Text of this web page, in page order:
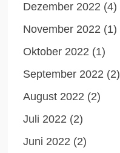
Dezember 2022 (4)
November 2022 (1)
Oktober 2022 (1)
September 2022 (2)
August 2022 (2)
Juli 2022 (2)
Juni 2022 (2)